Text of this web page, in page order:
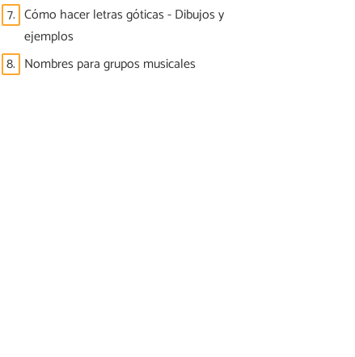
7. Cómo hacer letras góticas - Dibujos y
ejemplos
8. Nombres para grupos musicales